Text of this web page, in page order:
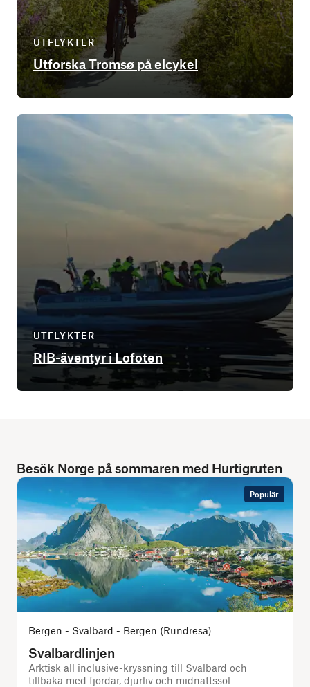
UTFLYKTER
Utforska Tromsø på elcykel
UTFLYKTER
RIB-äventyr i Lofoten
Besök Norge på sommaren med Hurtigruten
Populär
Bergen - Svalbard - Bergen (Rundresa)
Svalbardlinjen
Arktisk all inclusive-kryssning till Svalbard och
tillbaka med fjordar, djurliv och midnattssol